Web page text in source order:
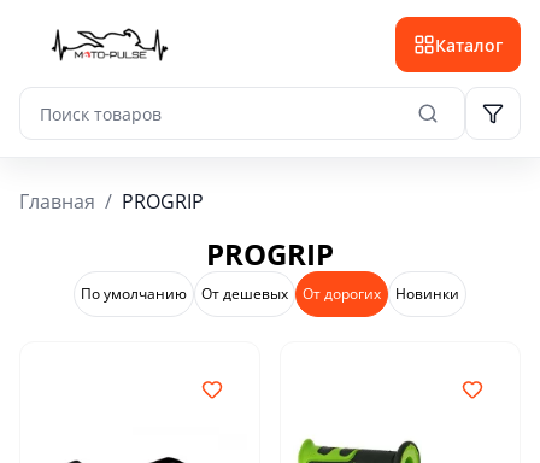
Каталог
Главная / PROGRIP
PROGRIP
По умолчанию От дешевых От дорогих Новинки